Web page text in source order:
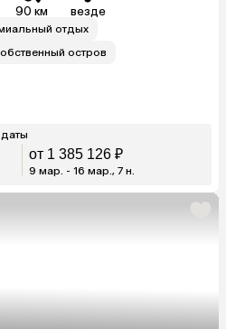
90 км везде
отдых
остров
от 1 385 126 ₽
9 мар. - 16 мар., 7 н.